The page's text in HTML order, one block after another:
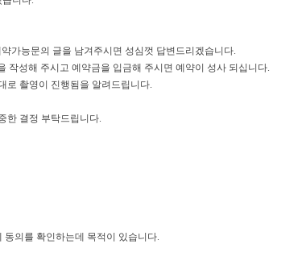
가능문의 글을 남겨주시면 성심껏 답변드리겠습니다.
성해 주시고 예약금을 입금해 주시면 예약이 성사 되십니다.
로 촬영이 진행됨을 알려드립니다.
한 결정 부탁드립니다.
의를 확인하는데 목적이 있습니다.